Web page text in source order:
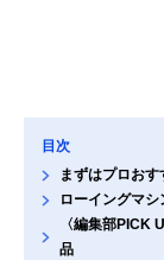
目次
まずはプロお
ローイングマ
〈編集部PICK
品